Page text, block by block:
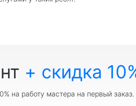
+ скидка
на работу мастера на первый заказ.